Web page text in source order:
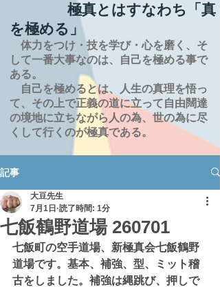
極真とはすなわち「真
を極める」
体力をつけ・技を学び・心を磨く、そ
して一番大事なのは、自己を極める事で
ある。
自己を極めるとは、
人生の真理を悟っ
て、その上で正義の道に立って自由闊達
の境地に立ちながら人の為、世の為に尽
くして行くのが極真である。
記事
七飯鶴野道場 260701
大豆先生
7月1日 読了時間: 1分
七飯町の空手道場、新極真会七飯鶴野
道場です。基本、補強、型、ミット稽
古をしました。補強は縄跳び、押しで